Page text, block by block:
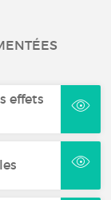
effets